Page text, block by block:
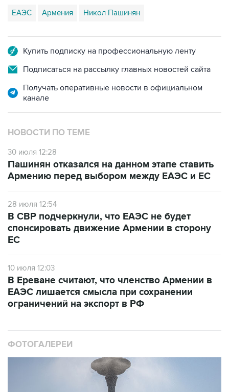
ЕАЭС Армения Никол Пашинян
Купить подписку на профессиональную ленту
Подписаться на рассылку главных новостей сайта
Получать оперативные новости в официальном
канале
НОВОСТИ ПО ТЕМЕ
30 июля 12:28
Пашинян отказался на данном этапе ставить
Армению перед выбором между ЕАЭС и ЕС
28 июля 12:54
В СВР подчеркнули, что ЕАЭС не будет
спонсировать движение Армении в сторону
ЕС
10 июля 12:03
В Ереване считают, что членство Армении в
ЕАЭС лишается смысла при сохранении
ограничений на экспорт в РФ
ФОТОГАЛЕРЕИ